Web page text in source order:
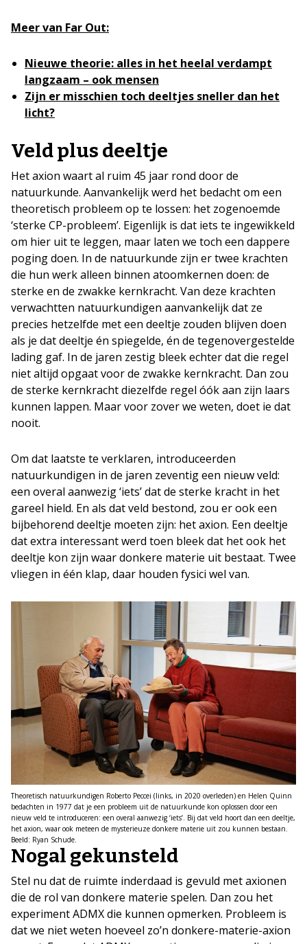
Meer van Far Out:
Nieuwe theorie: alles in het heelal verdampt
langzaam – ook mensen
Zijn er misschien toch deeltjes sneller dan het
licht?
Veld plus deeltje
Het axion waart al ruim 45 jaar rond door de
natuurkunde. Aanvankelijk werd het bedacht om een
theoretisch probleem op te lossen: het zogenoemde
‘sterke CP-probleem’. Eigenlijk is dat iets te ingewikkeld
om hier uit te leggen, maar laten we toch een dappere
poging doen. In de natuurkunde zijn er twee krachten
die hun werk alleen binnen atoomkernen doen: de
sterke en de zwakke kernkracht. Van deze krachten
verwachtten natuurkundigen aanvankelijk dat ze
precies hetzelfde met een deeltje zouden blijven doen
als je dat deeltje én spiegelde, én de tegenovergestelde
lading gaf. In de jaren zestig bleek echter dat die regel
niet altijd opgaat voor de zwakke kernkracht. Dan zou
de sterke kernkracht diezelfde regel óók aan zijn laars
kunnen lappen. Maar voor zover we weten, doet ie dat
nooit.
Om dat laatste te verklaren, introduceerden
natuurkundigen in de jaren zeventig een nieuw veld:
een overal aanwezig ‘iets’ dat de sterke kracht in het
gareel hield. En als dat veld bestond, zou er ook een
bijbehorend deeltje moeten zijn: het axion. Een deeltje
dat extra interessant werd toen bleek dat het ook het
deeltje kon zijn waar donkere materie uit bestaat. Twee
vliegen in één klap, daar houden fysici wel van.
Theoretisch natuurkundigen Roberto Peccei (links, in 2020 overleden) en Helen Quinn
bedachten in 1977 dat je een probleem uit de natuurkunde kon oplossen door een
nieuw veld te introduceren: een overal aanwezig ‘iets’. Bij dat veld hoort dan een deeltje,
het axion, waar ook meteen de mysterieuze donkere materie uit zou kunnen bestaan.
Beeld: Ryan Schude.
Nogal gekunsteld
Stel nu dat de ruimte inderdaad is gevuld met axionen
die de rol van donkere materie spelen. Dan zou het
experiment ADMX die kunnen opmerken. Probleem is
dat we niet weten hoeveel zo’n donkere-materie-axion